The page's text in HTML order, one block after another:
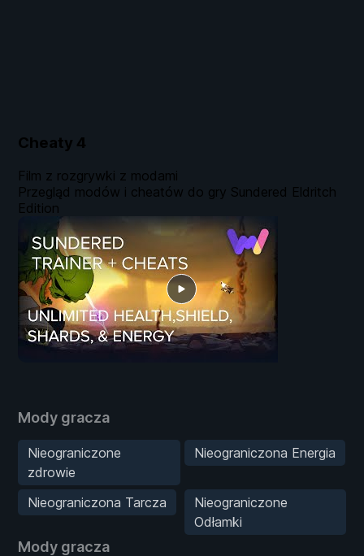
Cheaty 4
Mody gracza
Nieograniczone
zdrowie
Nieograniczona Energia
Nieograniczona Tarcza
Nieograniczone
Odłamki
Mody gracza
Film z rozgrywki z modami
Przegląd modów i cheatów do gry Sundered Eldritch
Edition